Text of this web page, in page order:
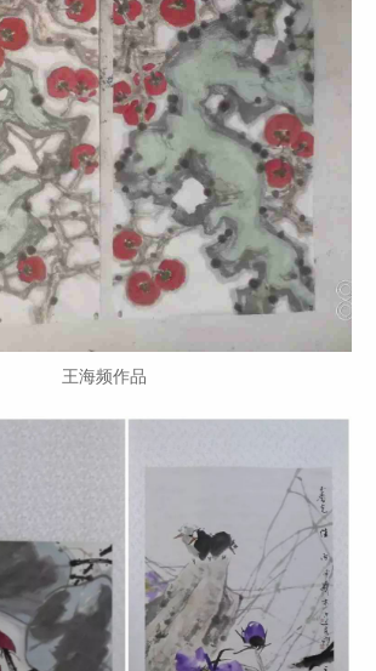
王海频作品